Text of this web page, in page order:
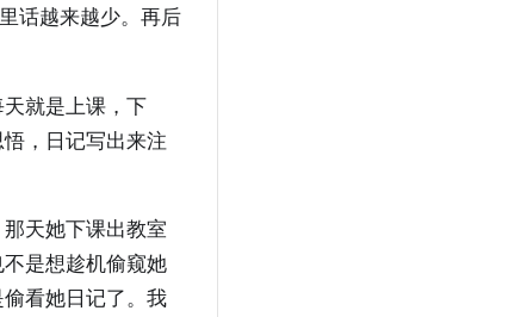
话越来越少。再后
就是上课，下
，日记写出来注
天她下课出教室
是想趁机偷窥她
看她日记了。我